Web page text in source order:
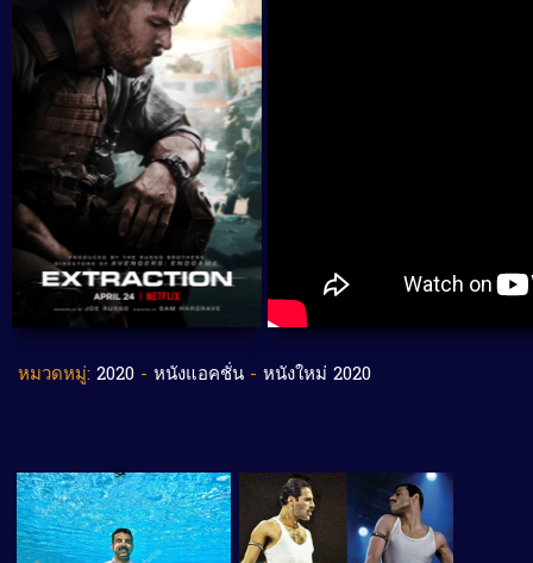
หมวดหมู่: 2020 - หนังแอคชั่น - หนังใหม่ 2020